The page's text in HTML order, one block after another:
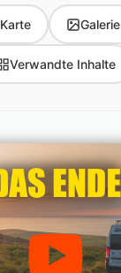
Karte Galerie
Verwandte Inhalte